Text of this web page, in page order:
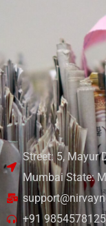
Street: 5, Mayur
Mumbai State:
+91 9854578125